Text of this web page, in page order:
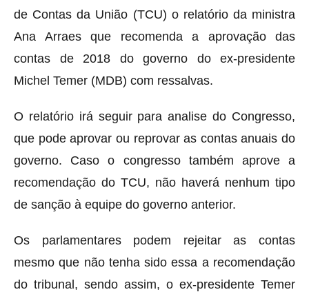
de Contas da União (TCU) o relatório da ministra
Ana Arraes que recomenda a aprovação das
contas de 2018 do governo do ex-presidente
Michel Temer (MDB) com ressalvas.
O relatório irá seguir para analise do Congresso,
que pode aprovar ou reprovar as contas anuais do
governo. Caso o congresso também aprove a
recomendação do TCU, não haverá nenhum tipo
de sanção à equipe do governo anterior.
Os parlamentares podem rejeitar as contas
mesmo que não tenha sido essa a recomendação
do tribunal, sendo assim, o ex-presidente Temer